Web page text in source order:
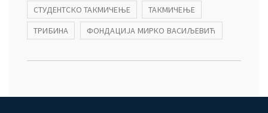
СТУДЕНТСКО ТАКМИЧЕЊЕ
ТАКМИЧЕЊЕ
ТРИБИНА
ФОНДАЦИЈА МИРКО ВАСИЉЕВИЋ